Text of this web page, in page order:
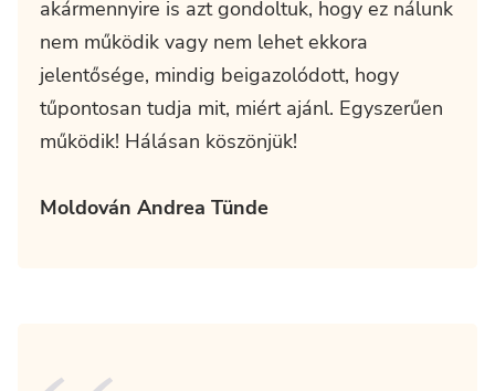
akármennyire is azt gondoltuk, hogy ez nálunk
nem működik vagy nem lehet ekkora
jelentősége, mindig beigazolódott, hogy
tűpontosan tudja mit, miért ajánl. Egyszerűen
működik! Hálásan köszönjük!
Moldován Andrea Tünde